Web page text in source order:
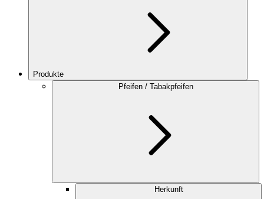
Produkte
Pfeifen / Tabakpfeifen
Herkunft